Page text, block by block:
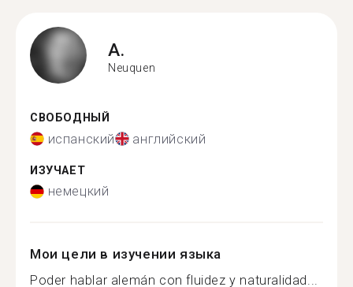
A.
Neuquen
СВОБОДНЫЙ
испанский английский
ИЗУЧАЕТ
немецкий
Мои цели в изучении языка
Poder hablar alemán con fluidez y naturalidad...